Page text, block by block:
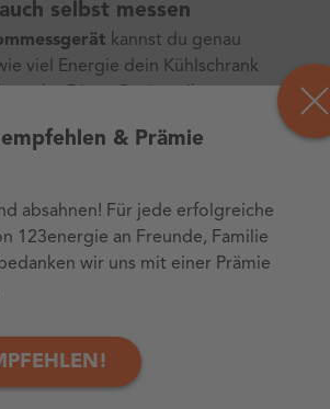
selbst messen
kannst du genau
viel Energie dein Kühlschrank
kühles
im Alltag
die Kühlschrank-
& Prämie
absahnen! Für jede erfolgreiche
123energie an Freunde, Familie
wir uns mit einer Prämie